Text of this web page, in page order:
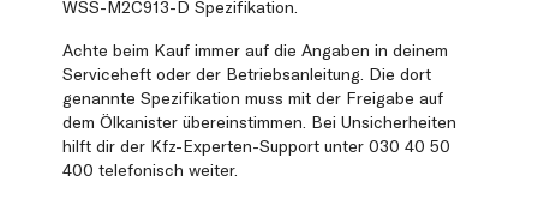
WSS-M2C913-D Spezifikation.
Achte beim Kauf immer auf die Angaben in deinem
Serviceheft oder der Betriebsanleitung. Die dort
genannte Spezifikation muss mit der Freigabe auf
dem Ölkanister übereinstimmen. Bei Unsicherheiten
hilft dir der Kfz-Experten-Support unter 030 40 50
400 telefonisch weiter.